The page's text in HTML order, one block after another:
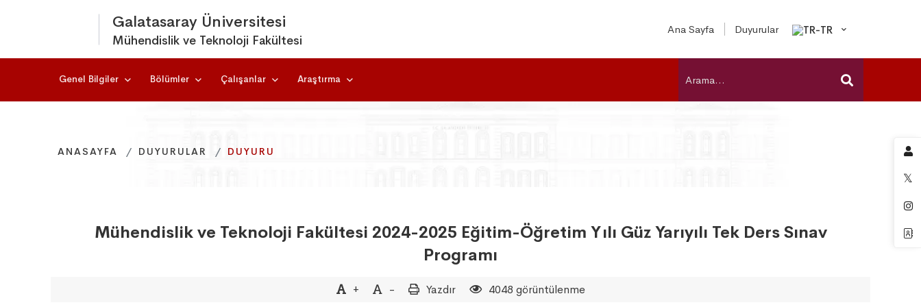
Galatasaray Üniversitesi
Mühendislik ve Teknoloji Fakültesi
Ana Sayfa Duyurular
Genel Bilgiler Bölümler Çalışanlar Araştırma
ANASAYFA DUYURULAR DUYURU
ANASAYFA DUYURULAR DUYURU
ANASAYFA DUYURULAR DUYURU
Mühendislik ve Teknoloji Fakültesi 2024-2025 Eğitim-Öğretim Yılı Güz Yarıyılı Tek Ders Sınav
Programı
+ - Yazdır 4048 görüntülenme